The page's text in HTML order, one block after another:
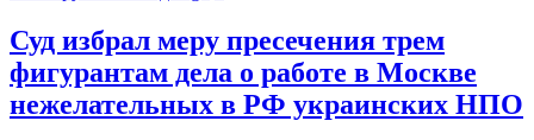
Суд избрал меру пресечения трем
фигурантам дела о работе в Москве
нежелательных в РФ украинских НПО